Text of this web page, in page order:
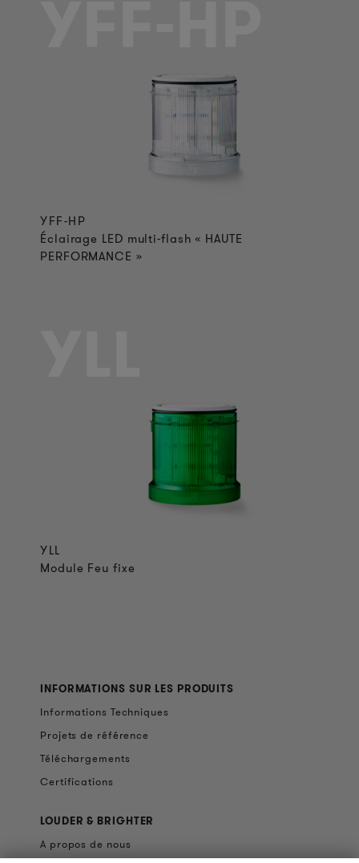
YFF-HP
Éclairage LED multi-flash « HAUTE
PERFORMANCE »
YLL
Module Feu fixe
INFORMATIONS SUR LES PRODUITS
Informations Techniques
Projets de référence
Téléchargements
Certifications
LOUDER & BRIGHTER
A propos de nous